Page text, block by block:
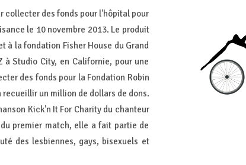
collecter des fonds pour l'hôpital pour
le 10 novembre 2013. Le produit
à la fondation Fisher House du Grand
à Studio City, en Californie, pour une
des fonds pour la Fondation Robin
recueillir un million de dollars de dons.
Kick'n It For Charity du chanteur
premier match, elle a fait partie de
des lesbiennes, gays, bisexuels et